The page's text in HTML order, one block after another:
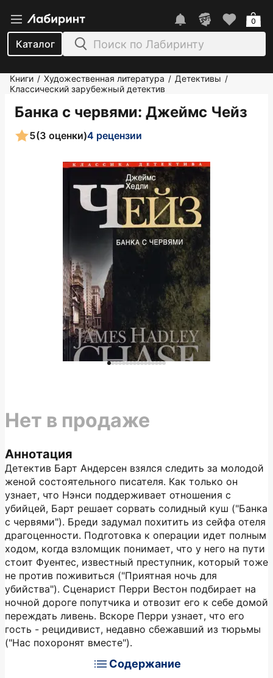
Каталог
0
Книги / Художественная литература / Детективы /
Классический зарубежный детектив
Банка с червями: Джеймс Чейз
5(3 оценки)4 рецензии
Аннотация
Детектив Барт Андерсен взялся следить за молодой
женой состоятельного писателя. Как только он
узнает, что Нэнси поддерживает отношения с
убийцей, Барт решает сорвать солидный куш ("Банка
с червями"). Бреди задумал похитить из сейфа отеля
драгоценности. Подготовка к операции идет полным
ходом, когда взломщик понимает, что у него на пути
стоит Фуентес, известный преступник, который тоже
не против поживиться ("Приятная ночь для
убийства"). Сценарист Перри Вестон подбирает на
ночной дороге попутчика и отвозит его к себе домой
переждать ливень. Вскоре Перри узнает, что его
гость - рецидивист, недавно сбежавший из тюрьмы
("Нас похоронят вместе").
Содержание
Нет в продаже